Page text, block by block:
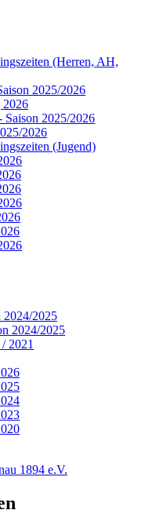
(Herren, AH,
2025/2026
2026
Saison 2025/2026
2026
(Jugend)
2024/2025
2024/2025
2021